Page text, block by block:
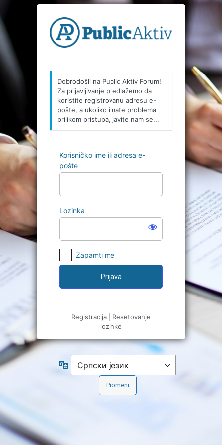
Prijava
Dobrodošli na Public Aktiv Forum!
Za prijavljivanje predlažemo da
koristite registrovanu adresu e-
pošte, a ukoliko imate problema
prilikom pristupa, javite nam se...
Korisničko ime ili adresa e-
pošte
Lozinka
Zapamti me
Registracija
Resetovanje
lozinke
Jezik